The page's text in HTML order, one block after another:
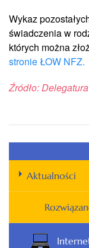
Wykaz
świadczenia w
których można
stronie ŁOW NFZ.
Źródło:
Aktualności